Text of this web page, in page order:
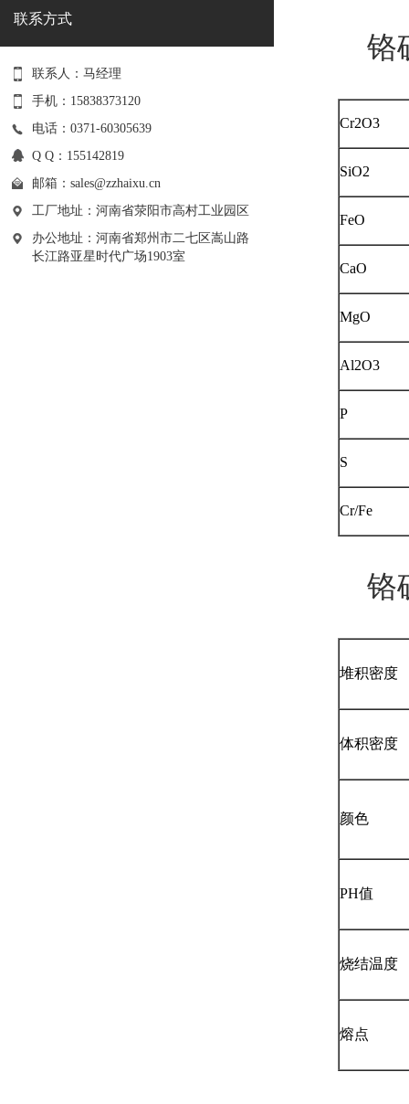
联系方式
联系人：马经理
手机：15838373120
电话：0371-60305639
Q Q：155142819
邮箱： sales@zzhaixu.cn
工厂地址：河南省荥阳市高村工业园区
办公地址：河南省郑州市二七区嵩山路
长江路亚星时代广场1903室
铬
Cr2O3
SiO2
FeO
CaO
MgO
Al2O3
P
S
Cr/Fe
铬
堆积密度
体积密度
颜色
PH值
烧结温度
熔点